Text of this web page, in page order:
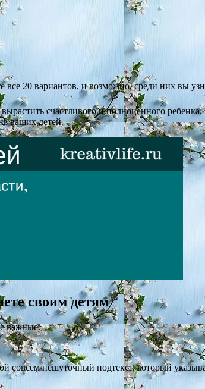
все 20 вариантов, и возможно, среди них вы
счастливого и полноценного
ваших детей.
своим детям
важные.
совсем нешуточный подтекст, который